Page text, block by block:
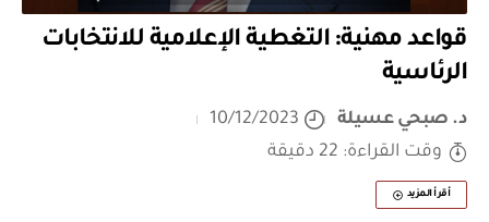
قواعد مهنية: التغطية الإعلامية للانتخابات
الرئاسية
د. صبحي عسيلة
10/12/2023
وقت القراءة: 22 دقيقة
أقرأ المزيد